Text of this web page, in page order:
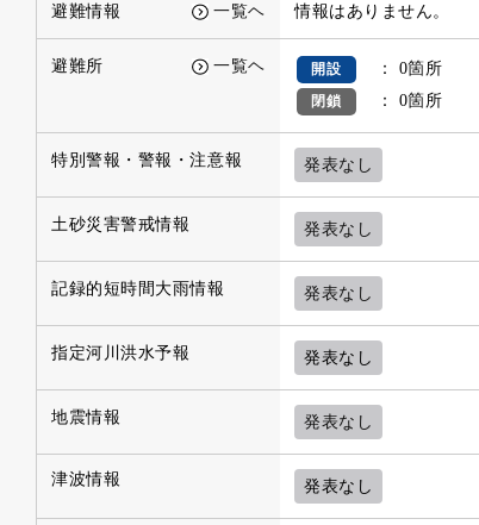
避難情報 一覧ヘ 情報はありません。
避難所 一覧ヘ 開設 ： 0箇所
閉鎖 ： 0箇所
特別警報・警報・注意報 発表なし
土砂災害警戒情報 発表なし
記録的短時間大雨情報 発表なし
指定河川洪水予報 発表なし
地震情報 発表なし
津波情報 発表なし